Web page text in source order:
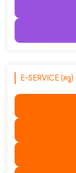
E-SERVICE (ครู)